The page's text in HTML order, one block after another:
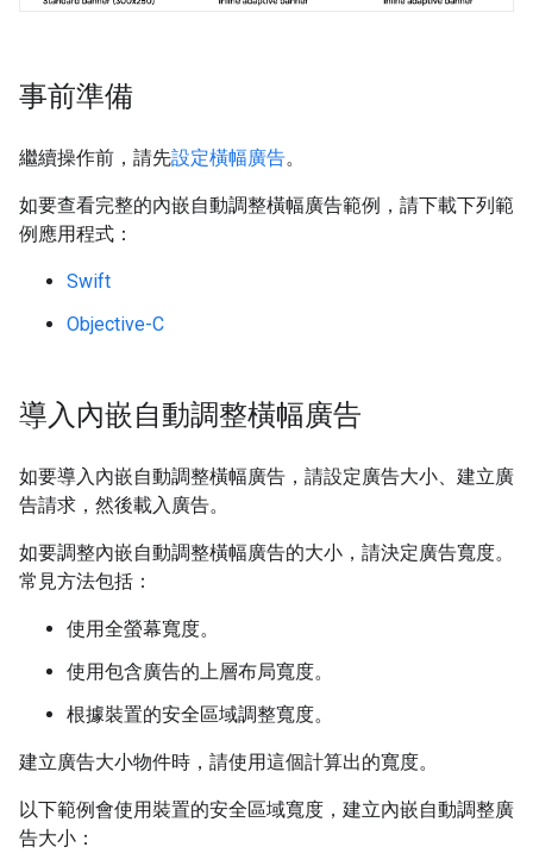
事前準備
繼續操作前，請先設定橫幅廣告。
如要查看完整的內嵌自動調整橫幅廣告範例，請下載下列範
例應用程式：
Swift
Objective-C
導入內嵌自動調整橫幅廣告
如要導入內嵌自動調整橫幅廣告，請設定廣告大小、建立廣
告請求，然後載入廣告。
如要調整內嵌自動調整橫幅廣告的大小，請決定廣告寬度。
常見方法包括：
使用全螢幕寬度。
使用包含廣告的上層布局寬度。
根據裝置的安全區域調整寬度。
建立廣告大小物件時，請使用這個計算出的寬度。
以下範例會使用裝置的安全區域寬度，建立內嵌自動調整廣
告大小：